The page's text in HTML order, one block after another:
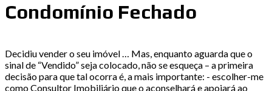
Condomínio Fechado
Decidiu vender o seu imóvel … Mas, enquanto aguarda que o
sinal de “Vendido” seja colocado, não se esqueça – a primeira
decisão para que tal ocorra é, a mais importante: - escolher-me
como Consultor Imobiliário que o aconselhará e apoiará ao